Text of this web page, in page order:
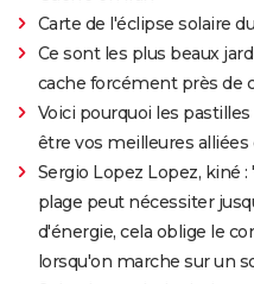
Carte de l'éclipse solaire
Ce sont les plus beaux
cache forcément près de
Voici pourquoi les
être vos meilleures alliées
Sergio Lopez Lopez, kiné
plage peut nécessiter
d'énergie, cela oblige le
lorsqu'on marche sur un